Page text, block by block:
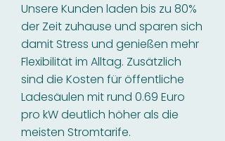
Unsere Kunden laden bis zu 80%
der Zeit zuhause und sparen sich
damit Stress und genießen mehr
Flexibilität im Alltag. Zusätzlich
sind die Kosten für öffentliche
Ladesäulen mit rund 0.69 Euro
pro kW deutlich höher als die
meisten Stromtarife.